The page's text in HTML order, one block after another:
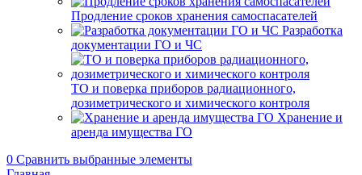
Продление сроков хранения самоспасателей
Разработка
документации ГО и ЧС
ТО и поверка приборов радиационного,
дозиметрического и химического контроля
Хранение и
аренда имущества ГО
0 Сравнить выбранные элементы